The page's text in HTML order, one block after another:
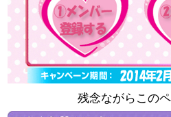
残念ながらこの